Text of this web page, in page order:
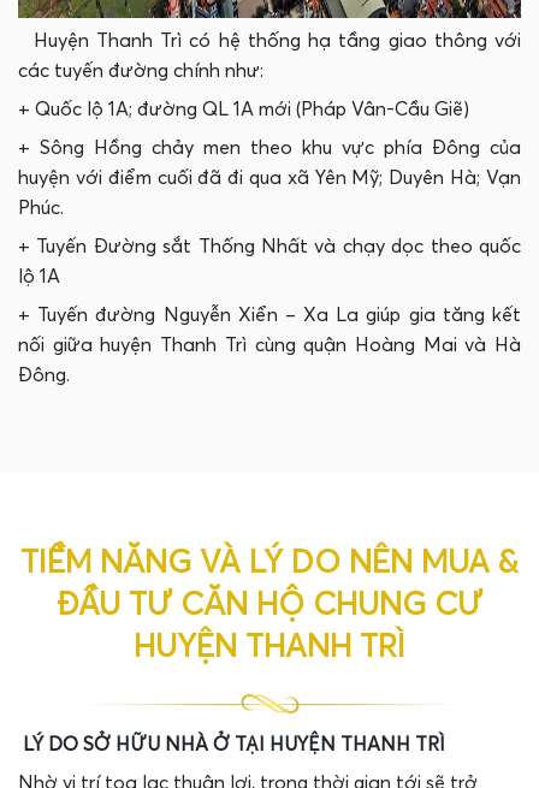
Huyện Thanh Trì có hệ thống hạ tầng giao thông với
các tuyến đường chính như:
+ Quốc lộ 1A; đường QL 1A mới (Pháp Vân-Cầu Giẽ)
+ Sông Hồng chảy men theo khu vực phía Đông của
huyện với điểm cuối đã đi qua xã Yên Mỹ; Duyên Hà; Vạn
Phúc.
+ Tuyến Đường sắt Thống Nhất và chạy dọc theo quốc
lộ 1A
+ Tuyến đường Nguyễn Xiển – Xa La giúp gia tăng kết
nối giữa huyện Thanh Trì cùng quận Hoàng Mai và Hà
Đông.
TIỀM NĂNG VÀ LÝ DO NÊN MUA &
ĐẦU TƯ CĂN HỘ CHUNG CƯ
HUYỆN THANH TRÌ
LÝ DO SỞ HỮU NHÀ Ở TẠI HUYỆN THANH TRÌ
Nhờ vị trí tọa lạc thuận lợi, trong thời gian tới sẽ trở